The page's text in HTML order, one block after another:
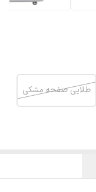
طلایی صفحه مشکی